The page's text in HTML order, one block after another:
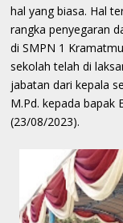
hal yang biasa. Hal
rangka penyegaran
di SMPN 1
sekolah telah di
jabatan dari kepala
M.Pd. kepada bapak
(23/08/2023).